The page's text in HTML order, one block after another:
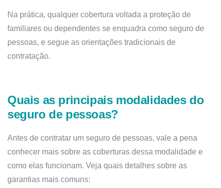
Na prática, qualquer cobertura voltada a proteção de
familiares ou dependentes se enquadra como seguro de
pessoas, e segue as orientações tradicionais de
contratação.
Quais as principais modalidades do
seguro de pessoas?
Antes de contratar um seguro de pessoas, vale a pena
conhecer mais sobre as coberturas dessa modalidade e
como elas funcionam. Veja quais detalhes sobre as
garantias mais comuns: